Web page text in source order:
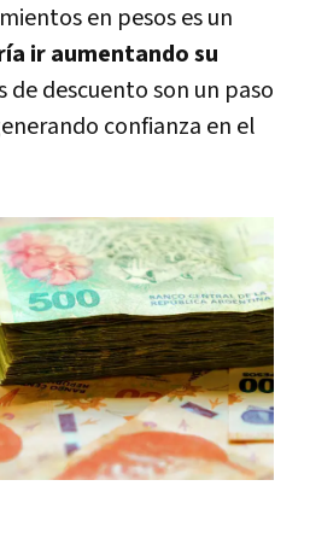
en pesos es un
ir aumentando su
de descuento son un paso
confianza en el